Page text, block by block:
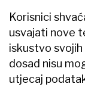
Korisnici
usvajati nove
iskustvo
dosad nisu
utjecaj